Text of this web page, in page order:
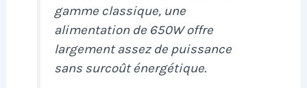
gamme classique, une
alimentation de 650W offre
largement assez de puissance
sans surcoût énergétique.